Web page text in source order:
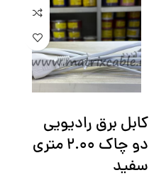
کابل برق رادیویی
دو چاک 2.00 متری
سفید